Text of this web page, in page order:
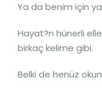
Ya da benim için
Hayat?n hünerli
birkaç kelime gibi.
Belki de henüz